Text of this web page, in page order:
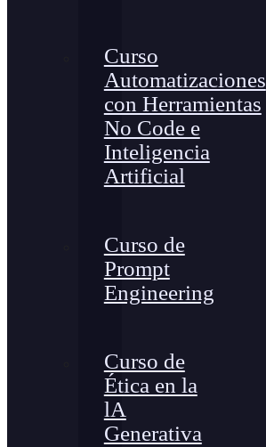
Curso
Automatizaciones
con Herramientas
No Code e
Inteligencia
Artificial
Curso de
Prompt
Engineering
Curso de
Ética en la
lA
Generativa